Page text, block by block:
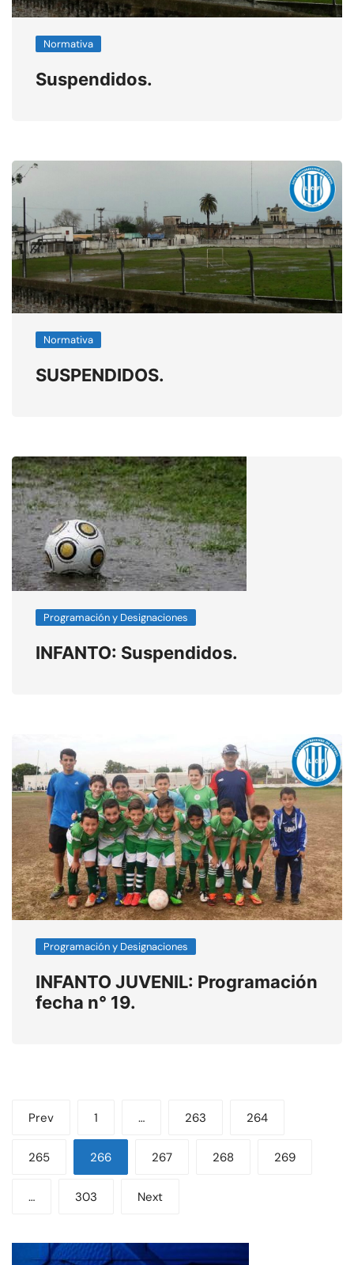
Normativa
Suspendidos.
Normativa
SUSPENDIDOS.
Programación y Designaciones
INFANTO: Suspendidos.
Programación y Designaciones
INFANTO JUVENIL: Programación
fecha n° 19.
Paginación
entradas
Prev 1 … 263 264
265 266 267 268 269
… 303 Next